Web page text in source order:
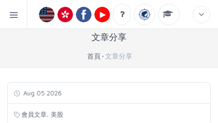
文章分享
首頁 文章分享
Aug 05 2026
會員文章, 美股